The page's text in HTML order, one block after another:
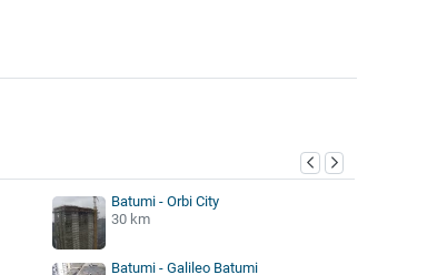
Batumi - Orbi City
30 km
Batumi - Galileo Batumi